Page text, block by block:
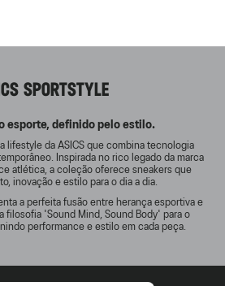
SPORTSTYLE
esporte, definido pelo estilo.
lifestyle da ASICS que combina tecnologia
Inspirada no rico legado da marca
atlética, a coleção oferece sneakers que
inovação e estilo para o dia a dia.
a perfeita fusão entre herança esportiva e
filosofia 'Sound Mind, Sound Body' para o
performance e estilo em cada peça.